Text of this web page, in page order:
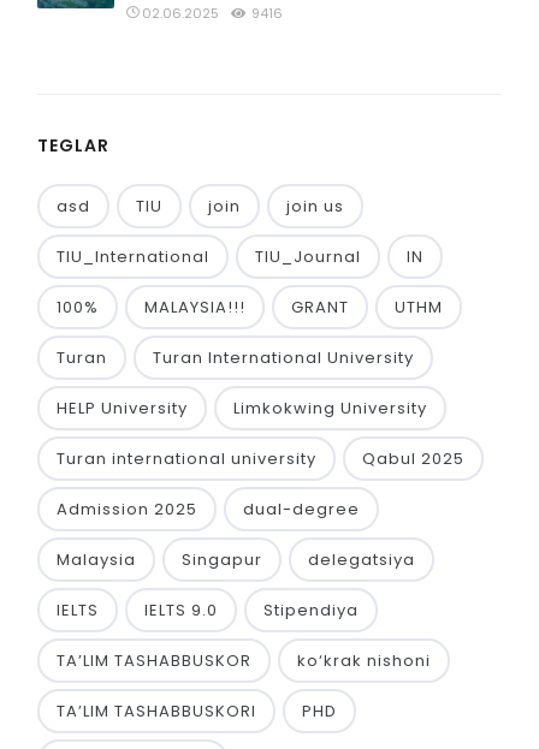
02.06.2025 9416
TEGLAR
asd TIU join join us
TIU_International TIU_Journal IN
100% MALAYSIA!!! GRANT UTHM
Turan Turan International University
HELP University Limkokwing University
Turan international university Qabul 2025
Admission 2025 dual-degree
Malaysia Singapur delegatsiya
IELTS IELTS 9.0 Stipendiya
TA’LIM TASHABBUSKOR ko‘krak nishoni
TA’LIM TASHABBUSKORI PHD